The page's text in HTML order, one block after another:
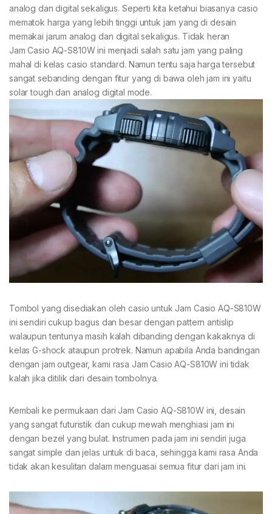
analog dan digital sekaligus. Seperti kita ketahui biasanya casio
mematok harga yang lebih tinggi untuk jam yang di desain
memakai jarum analog dan digital sekaligus. Tidak heran
Jam Casio AQ-S810W ini menjadi salah satu jam yang paling
mahal di kelas casio standard. Namun tentu saja harga tersebut
sangat sebanding dengan fitur yang di bawa oleh jam ini yaitu
solar tough dan analog digital mode.
Tombol yang disediakan oleh casio untuk Jam Casio AQ-S810W
ini sendiri cukup bagus dan besar dengan pattern antislip
walaupun tentunya masih kalah dibanding dengan kakaknya di
kelas G-shock ataupun protrek. Namun apabila Anda bandingan
dengan jam outgear, kami rasa Jam Casio AQ-S810W ini tidak
kalah jika ditilik dari desain tombolnya.
Kembali ke permukaan dari Jam Casio AQ-S810W ini, desain
yang sangat futuristik dan cukup mewah menghiasi jam ini
dengan bezel yang bulat. Instrumen pada jam ini sendiri juga
sangat simple dan jelas untuk di baca, sehingga kami rasa Anda
tidak akan kesulitan dalam menguasai semua fitur dari jam ini.